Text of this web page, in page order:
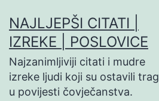
na
sadržaj
NAJLJEPŠI CITATI |
IZREKE | POSLOVICE
Najzanimljiviji citati i mudre
izreke ljudi koji su ostavili trag
u povijesti čovječanstva.